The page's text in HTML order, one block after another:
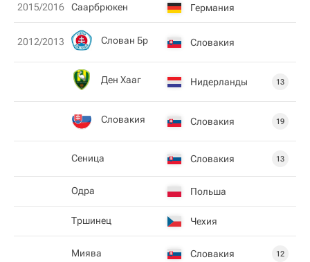
2015/2016 Саарбрюкен Германия
2012/2013 Слован Бр Словакия
Ден Хааг Нидерланды 13
Словакия Словакия 19
Сеница Словакия 13
Одра Польша
Тршинец Чехия
Миява Словакия 12